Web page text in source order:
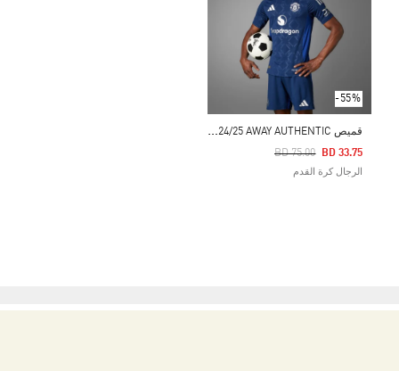
-55%
ق
ميص MANCHESTER UNITED 24/25 AWAY AUTHENTIC
Price Reduced From
BD 75.00
To BD 33.75
الرجال كرة القدم